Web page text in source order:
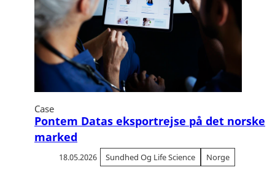
Case
Pontem Datas eksportrejse på det norske
marked
18.05.2026 Sundhed Og Life Science Norge